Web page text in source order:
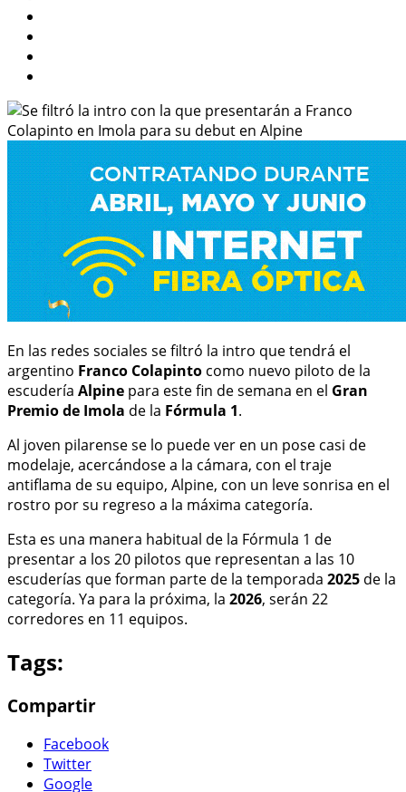
En las redes sociales se filtró la intro que tendrá el
argentino Franco Colapinto como nuevo piloto de la
escudería Alpine para este fin de semana en el Gran
Premio de Imola de la Fórmula 1.
Al joven pilarense se lo puede ver en un pose casi de
modelaje, acercándose a la cámara, con el traje
antiflama de su equipo, Alpine, con un leve sonrisa en el
rostro por su regreso a la máxima categoría.
Esta es una manera habitual de la Fórmula 1 de
presentar a los 20 pilotos que representan a las 10
escuderías que forman parte de la temporada 2025 de la
categoría. Ya para la próxima, la 2026, serán 22
corredores en 11 equipos.
Tags:
Compartir
Facebook
Twitter
Google